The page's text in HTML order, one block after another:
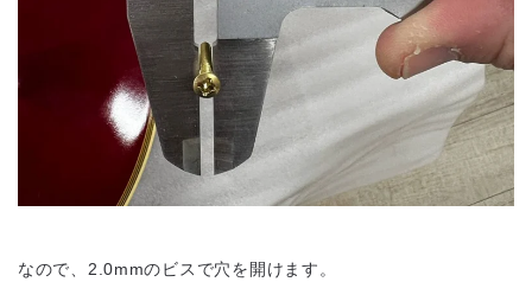
なので、2.0mmのビスで穴を開けます。